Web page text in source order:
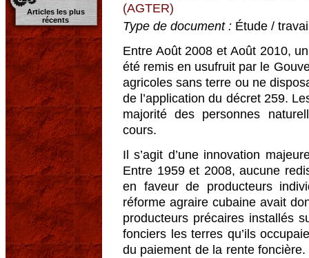
Articles les plus
récents
(AGTER)
Type de document : Étude /
Entre Août 2008 et Août 2010,
été remis en usufruit par le
agricoles sans terre ou ne
de l’application du décret 259.
majorité des personnes
cours.
Il s’agit d’une innovation
Entre 1959 et 2008, aucune
en faveur de producteurs
réforme agraire cubaine avait
producteurs précaires installés
fonciers les terres qu’ils
du paiement de la rente